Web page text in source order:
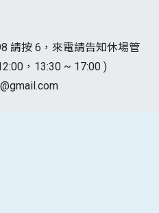
請按 6，來電請告知休場管
，13:30 ~ 17:00 )